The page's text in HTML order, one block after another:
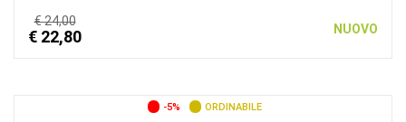
€ 24,00
€ 22,80 NUOVO
-5% ORDINABILE